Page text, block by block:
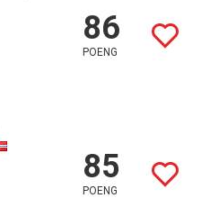
86
POENG
85
POENG